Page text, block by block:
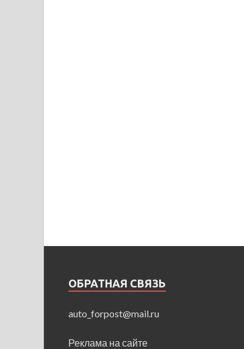
ОБРАТНАЯ СВЯЗЬ
auto_forpost@mail.ru
Реклама на сайте